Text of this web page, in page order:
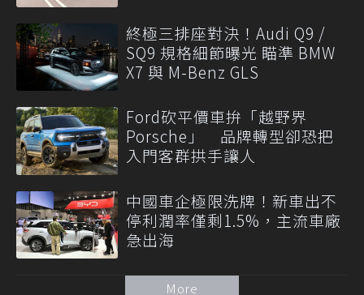
終極三排座對決！Audi Q9 /
SQ9 規格細節曝光 瞄準 BMW
X7 與 M-Benz GLS
Ford砍平價車拚「越野界
Porsche」 品牌轉型卻恐把
入門客群拱手讓人
中國車企極限洗牌！新車出不
停利潤率僅剩1.5%，主流車廠
急出海
More